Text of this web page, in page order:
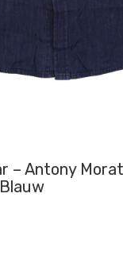
– Antony